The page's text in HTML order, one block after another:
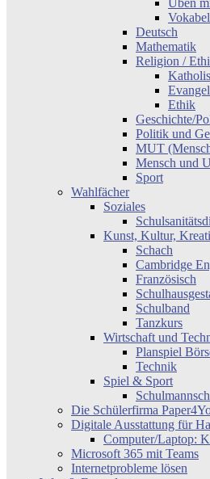
Üben
Deutsch
Mathematik
Religion /
Ethik
Geschichte/
Politik und
MUT
Mensch und
Sport
Wahlfächer
Soziales
Kunst, Kultur,
Schach
Cambridge
Französisch
Schulband
Tanzkurs
Wirtschaft und
Planspiel
Technik
Spiel & Sport
Die Schülerfirma
Digitale Ausstattung für
Computer/Laptop:
Microsoft 365 mit Teams
Internetprobleme lösen